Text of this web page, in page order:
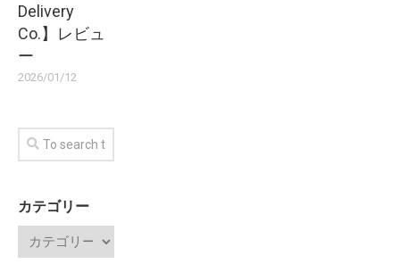
Delivery
Co.】レビュ
ー
2026/01/12
カテゴリー